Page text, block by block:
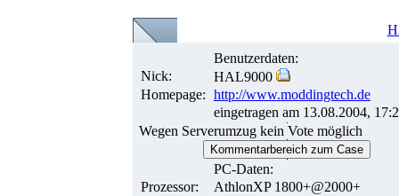
Benutzerdaten:
Nick:
HAL9000
Homepage: http://www.moddingtech.de
eingetragen am 13.08.2004,
Wegen Serverumzug kein Vote möglich
Kommentarbereich zum Case
PC-Daten:
Prozessor:
AthlonXP 1800+@2000+